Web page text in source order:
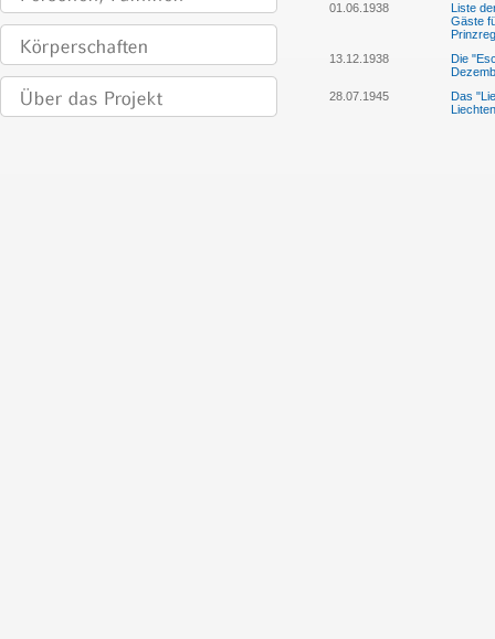
01.06.1938
Liste
Gäste
13.12.1938
Die
28.07.1945
Das